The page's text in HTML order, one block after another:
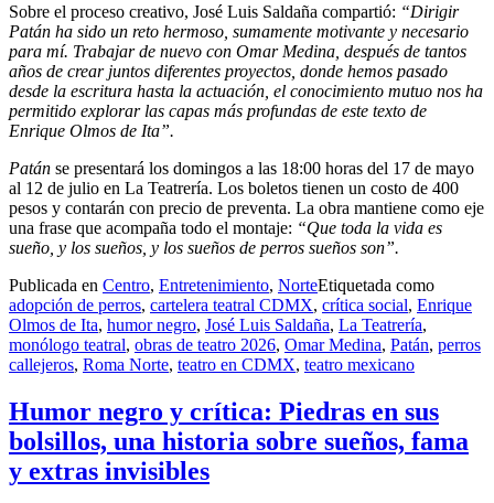
Sobre el proceso creativo, José Luis Saldaña compartió: “Dirigir
Patán ha sido un reto hermoso, sumamente motivante y necesario
para mí. Trabajar de nuevo con Omar Medina, después de tantos
años de crear juntos diferentes proyectos, donde hemos pasado
desde la escritura hasta la actuación, el conocimiento mutuo nos ha
permitido explorar las capas más profundas de este texto de
Enrique Olmos de Ita”.
Patán se presentará los domingos a las 18:00 horas del 17 de mayo
al 12 de julio en La Teatrería. Los boletos tienen un costo de 400
pesos y contarán con precio de preventa. La obra mantiene como eje
una frase que acompaña todo el montaje: “Que toda la vida es
sueño, y los sueños, y los sueños de perros sueños son”.
Publicada en Centro, Entretenimiento, NorteEtiquetada como
adopción de perros, cartelera teatral CDMX, crítica social, Enrique
Olmos de Ita, humor negro, José Luis Saldaña, La Teatrería,
monólogo teatral, obras de teatro 2026, Omar Medina, Patán, perros
callejeros, Roma Norte, teatro en CDMX, teatro mexicano
Humor negro y crítica: Piedras en sus
bolsillos, una historia sobre sueños, fama
y extras invisibles